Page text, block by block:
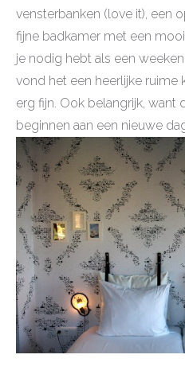
vensterbanken (love it), een
fijne badkamer met een
je nodig hebt als een
vond het een heerlijke ruime
erg fijn. Ook belangrijk, want
beginnen aan een nieuwe